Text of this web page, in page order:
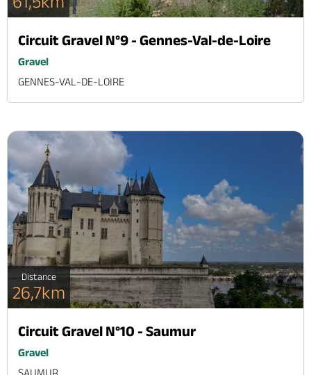
Circuit Gravel N°9 - Gennes-Val-de-Loire
Gravel
GENNES-VAL-DE-LOIRE
Distance
26,7km
Circuit Gravel N°10 - Saumur
Gravel